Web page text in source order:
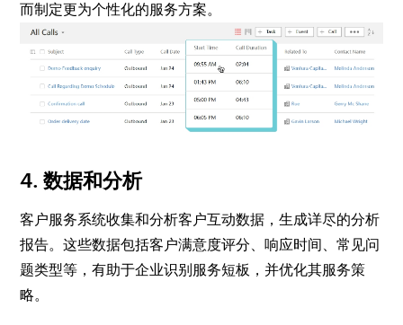
而制定更为个性化的服务方案。
4. 数据和分析
客户服务系统收集和分析客户互动数据，生成详尽的分析
报告。这些数据包括客户满意度评分、响应时间、常见问
题类型等，有助于企业识别服务短板，并优化其服务策
略。